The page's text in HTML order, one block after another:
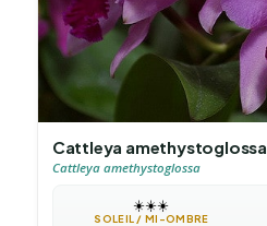
Cattleya amethystoglossa
Cattleya amethystoglossa
☀️☀️☀️
SOLEIL / MI-OMBRE